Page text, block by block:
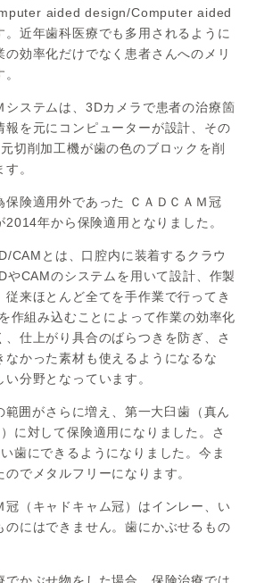
aided design/Computer aided
近年歯科医療でも多用されるように
の効率化だけでなく患者さんへのメリ
システムは、3Dカメラで患者の治療箇
報を元にコンピューターが設計、その
切削加工機が歯の色のブロックを削
。
保険適用外であった ＣＡＤＣＡＭ冠
2014年から保険適用となりました。
CAMとは、口腔内に装着するクラウ
やCAMのシステムを用いて設計、作製
来ほとんど全てを手作業で行ってき
作組み込むことによって作業の効率化
、仕上がり具合のばらつきを防ぎ、さ
なかった素材も使えるようになるな
分野となっています。
囲がさらに増え、第一大臼歯（真ん
に対して保険適用になりました。さ
歯にできるようになりました。今ま
でメタルフリーになります。
冠（キャドキャム冠）はインレー、い
のにはできません。歯にかぶせるもの